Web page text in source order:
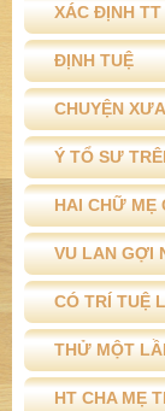
XÁC ĐỊNH
ĐỊNH TUỆ
CHUYỆN
Ý TỔ SƯ
HAI CHỮ MẸ
VU LAN GỢI
CÓ TRÍ TUỆ
THỬ MỘT
HT CHA MẸ